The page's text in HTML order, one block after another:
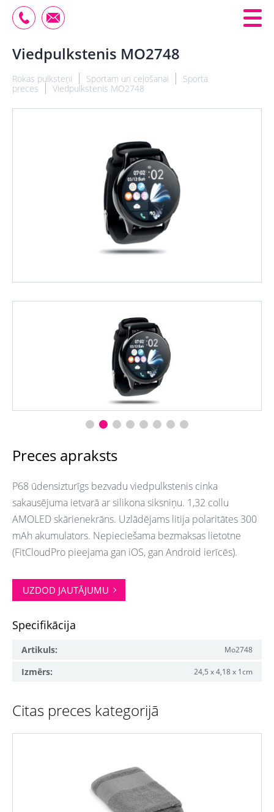
Viedpulkstenis MO2748
Rokas pulksteņi Sportam un ceļošanai
Sporta
preces
Viedpulkstenis MO2748
Preces apraksts
P68 ūdensizturīgs bezvadu viedpulkstenis cinka
sakausējuma ietvarā ar silikona siksniņu. 1,32 collu
AMOLED skārienekrāns. Uzlādējams litija polaritātes 300
mAh akumulators. Nepieciešama bezmaksas lietotne
(FitCloudPro pieejama gan iOS, gan Android ierīcēs).
UZDOD JAUTĀJUMU
Specifikācija
Artikuls: Mo2748
Izmērs: 24,5 x 4,18 x 1cm
Citas preces kategorijā